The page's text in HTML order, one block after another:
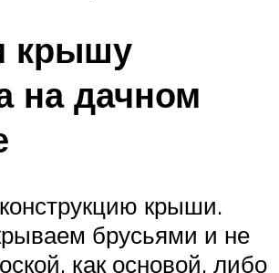
крышу
на дачном
крыши.
брусьями и не
как основой, либо